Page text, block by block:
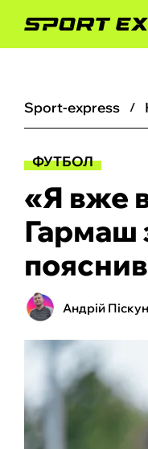
sport-express
ФУТБОЛ
«Я вже
Гармаш
Андрій Піскун